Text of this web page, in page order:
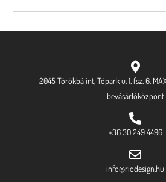
2045 Törökbálint, Tópark u. 1. fsz. 6.
bevásárlóközpont
+36 30 249 4496
info@riodesign.hu